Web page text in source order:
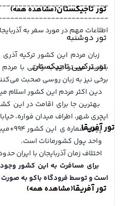
تور تاجیکستان(مشاهده همه)
تور دوشنبه
تور ترکیبی تاجیکستان
تور آفریقا
تور آفریقا(مشاهده همه)
اطلاعات مهم در مورد سفر به
زبان مردم این کشور ترکیه
باشید، می توانید به راحتی با
برخی نیز به زبان روسی صحبت
دین اکثر مردم این کشور اسلام
بهترین جا برای اقامت در این
ایچری شهر، اطراف میدان فواره،
پیش شماره ی این کشور 994+میباشد.
واحد پول کشورمانات است.
اختلاف زمان آذربایجان با ایران حدود 30 دقیقه
برای مسافرت به این کشور وجود
است و توسط فرودگاه باکو به